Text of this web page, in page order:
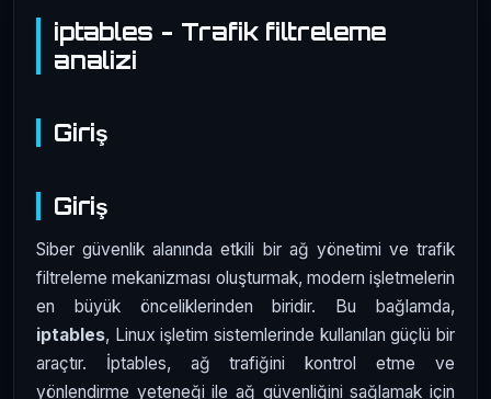
iptables - Trafik filtreleme
analizi
Giriş
Giriş
Siber güvenlik alanında etkili bir ağ yönetimi ve trafik
filtreleme mekanizması oluşturmak, modern işletmelerin
en büyük önceliklerinden biridir. Bu bağlamda,
iptables, Linux işletim sistemlerinde kullanılan güçlü bir
araçtır. İptables, ağ trafiğini kontrol etme ve
yönlendirme yeteneği ile ağ güvenliğini sağlamak için